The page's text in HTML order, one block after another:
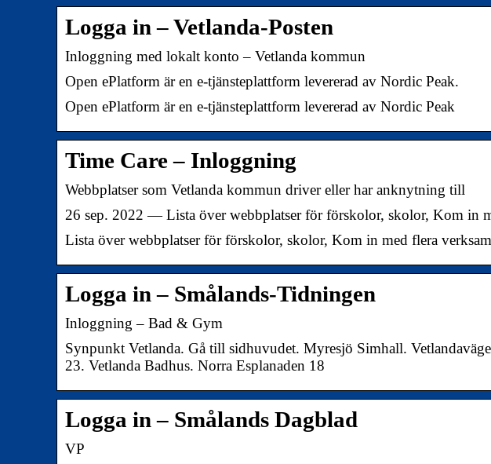
Logga in – Vetlanda-Posten
Inloggning med lokalt konto – Vetlanda kommun
Open ePlatform är en e-tjänsteplattform levererad av Nordic Peak.
Open ePlatform är en e-tjänsteplattform levererad av Nordic Peak
Time Care – Inloggning
Webbplatser som Vetlanda kommun driver eller har anknytning till
26 sep. 2022 — Lista över webbplatser för förskolor, skolor, Kom in
Lista över webbplatser för förskolor, skolor, Kom in med flera
Logga in – Smålands-Tidningen
Inloggning – Bad & Gym
Synpunkt Vetlanda. Gå till sidhuvudet. Myresjö Simhall.
23. Vetlanda Badhus. Norra Esplanaden 18
Logga in – Smålands Dagblad
VP